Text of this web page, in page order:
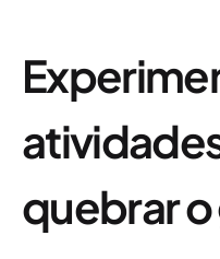
quebrar